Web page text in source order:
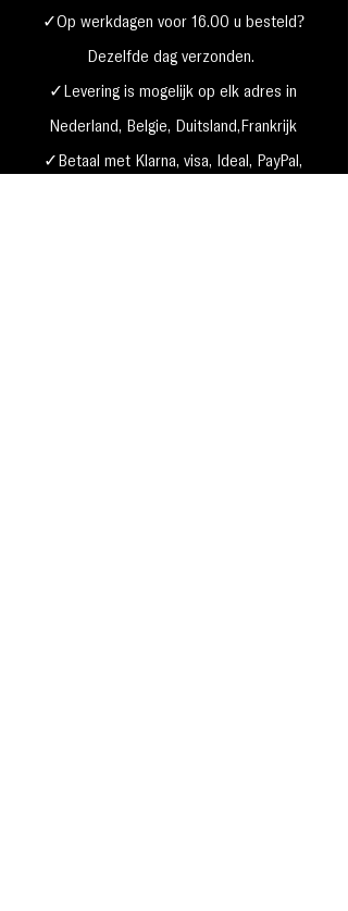
✓Op werkdagen voor 16.00 u besteld?
Dezelfde dag verzonden.
✓Levering is mogelijk op elk adres in
Nederland, België, Duitsland,Frankrijk
✓Betaal met Klarna, visa, Ideal, PayPal,